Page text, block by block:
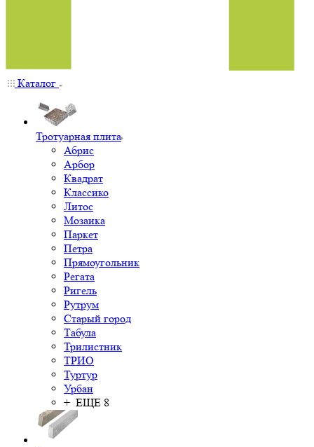
Каталог
Тротуарная плита
Абрис
Арбор
Квадрат
Классико
Литос
Мозаика
Паркет
Петра
Прямоугольник
Регата
Ригель
Рутрум
Старый город
Табула
Трилистник
ТРИО
Туртур
Урбан
+ ЕЩЕ 8